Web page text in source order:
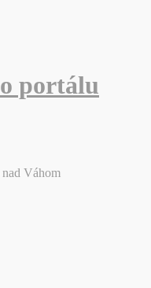
portálu
Váhom